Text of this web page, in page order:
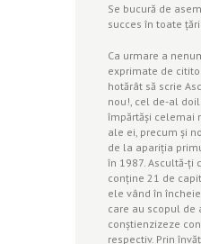
Se bucură de
succes în toate
Ca urmare a
exprimate de
hotărât să scrie
nou!, cel de-al
împărtăşi celemai
ale ei, precum şi
de la apariţia
în 1987. Ascultă-ţi
conţine 21 de
ele vând în
care au scopul de
conştienzizeze
respectiv. Prin